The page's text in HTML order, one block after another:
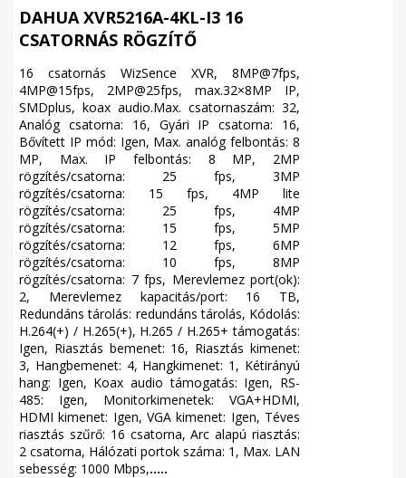
DAHUA XVR5216A-4KL-I3 16
CSATORNÁS RÖGZÍTŐ
16 csatornás WizSence XVR, 8MP@7fps,
4MP@15fps, 2MP@25fps, max.32×8MP IP,
SMDplus, koax audio.Max. csatornaszám: 32,
Analóg csatorna: 16, Gyári IP csatorna: 16,
Bővített IP mód: Igen, Max. analóg felbontás: 8
MP, Max. IP felbontás: 8 MP, 2MP
rögzítés/csatorna: 25 fps, 3MP
rögzítés/csatorna: 15 fps, 4MP lite
rögzítés/csatorna: 25 fps, 4MP
rögzítés/csatorna: 15 fps, 5MP
rögzítés/csatorna: 12 fps, 6MP
rögzítés/csatorna: 10 fps, 8MP
rögzítés/csatorna: 7 fps, Merevlemez port(ok):
2, Merevlemez kapacitás/port: 16 TB,
Redundáns tárolás: redundáns tárolás, Kódolás:
H.264(+) / H.265(+), H.265 / H.265+ támogatás:
Igen, Riasztás bemenet: 16, Riasztás kimenet:
3, Hangbemenet: 4, Hangkimenet: 1, Kétirányú
hang: Igen, Koax audio támogatás: Igen, RS-
485: Igen, Monitorkimenetek: VGA+HDMI,
HDMI kimenet: Igen, VGA kimenet: Igen, Téves
riasztás szűrő: 16 csatorna, Arc alapú riasztás:
2 csatorna, Hálózati portok száma: 1, Max. LAN
sebesség: 1000 Mbps,.....